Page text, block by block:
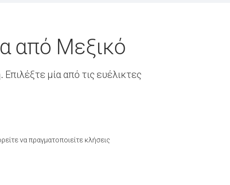
από Μεξικό
μία από τις ευέλικτες
να πραγματοποιείτε κλήσεις